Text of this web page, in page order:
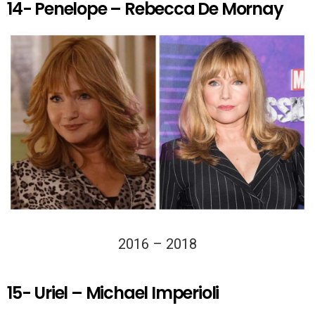
14- Penelope – Rebecca De Mornay
2016 – 2018
15- Uriel – Michael Imperioli